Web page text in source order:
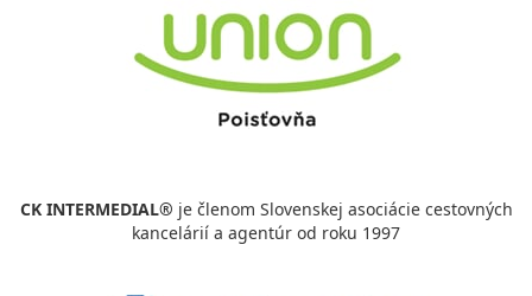
Zľava
5%
cena za 8 dní (7 nocí)
vypočítať cenu
CK INTERMEDIAL® je členom Slovenskej asociácie cestovných
kancelárií a agentúr od roku 1997